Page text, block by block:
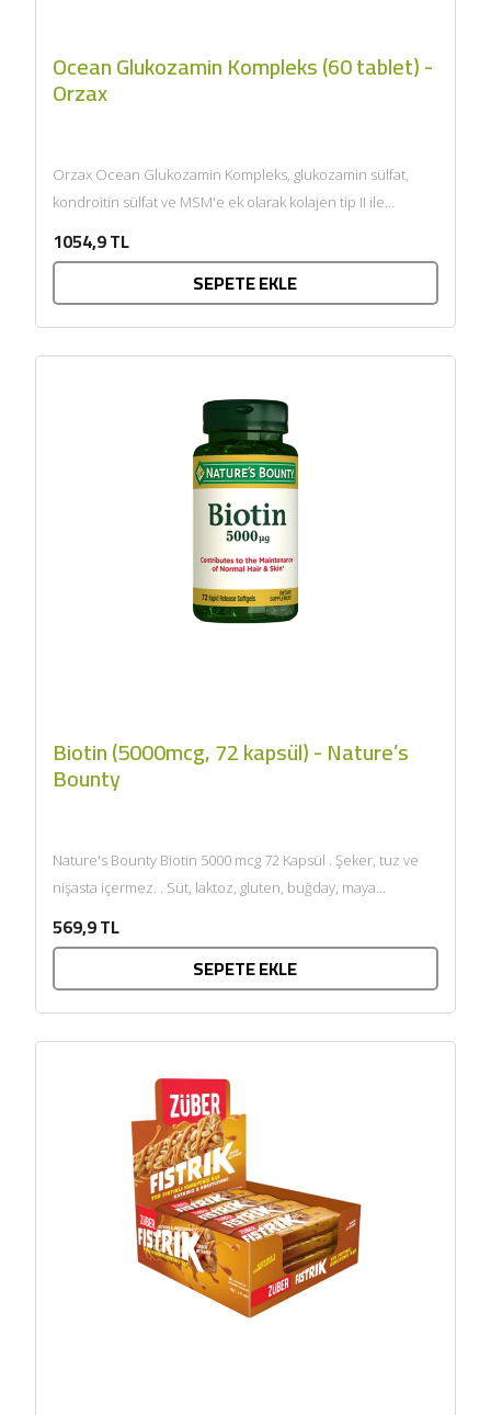
Ocean Glukozamin Kompleks (60 tablet) -
Orzax
Orzax Ocean Glukozamin Kompleks, glukozamin sülfat,
kondroitin sülfat ve MSM'e ek olarak kolajen tip II ile
1054,9 TL
SEPETE EKLE
Biotin (5000mcg, 72 kapsül) - Nature’s
Bounty
Nature's Bounty Biotin 5000 mcg 72 Kapsül . Şeker, tuz ve
nişasta içermez. . Süt, laktoz, gluten, buğday, maya...
569,9 TL
SEPETE EKLE